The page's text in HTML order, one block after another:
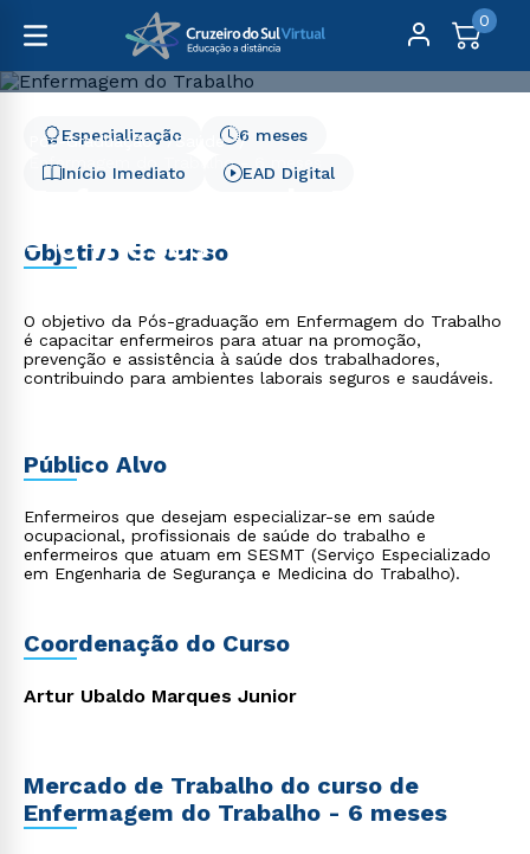
0
Pós-Graduação
Saúde
Enfermagem do Trabalho - 6 meses
- 6 meses
Início Imediato
6 meses
Especialização
EAD Digital
Objetivo do curso
O objetivo da Pós-graduação em Enfermagem do Trabalho
é capacitar enfermeiros para atuar na promoção,
prevenção e assistência à saúde dos trabalhadores,
contribuindo para ambientes laborais seguros e saudáveis.
Público Alvo
Enfermeiros que desejam especializar-se em saúde
ocupacional, profissionais de saúde do trabalho e
enfermeiros que atuam em SESMT (Serviço Especializado
em Engenharia de Segurança e Medicina do Trabalho).
Coordenação do Curso
Artur Ubaldo Marques Junior
Mercado de Trabalho do curso de
Enfermagem do Trabalho - 6 meses